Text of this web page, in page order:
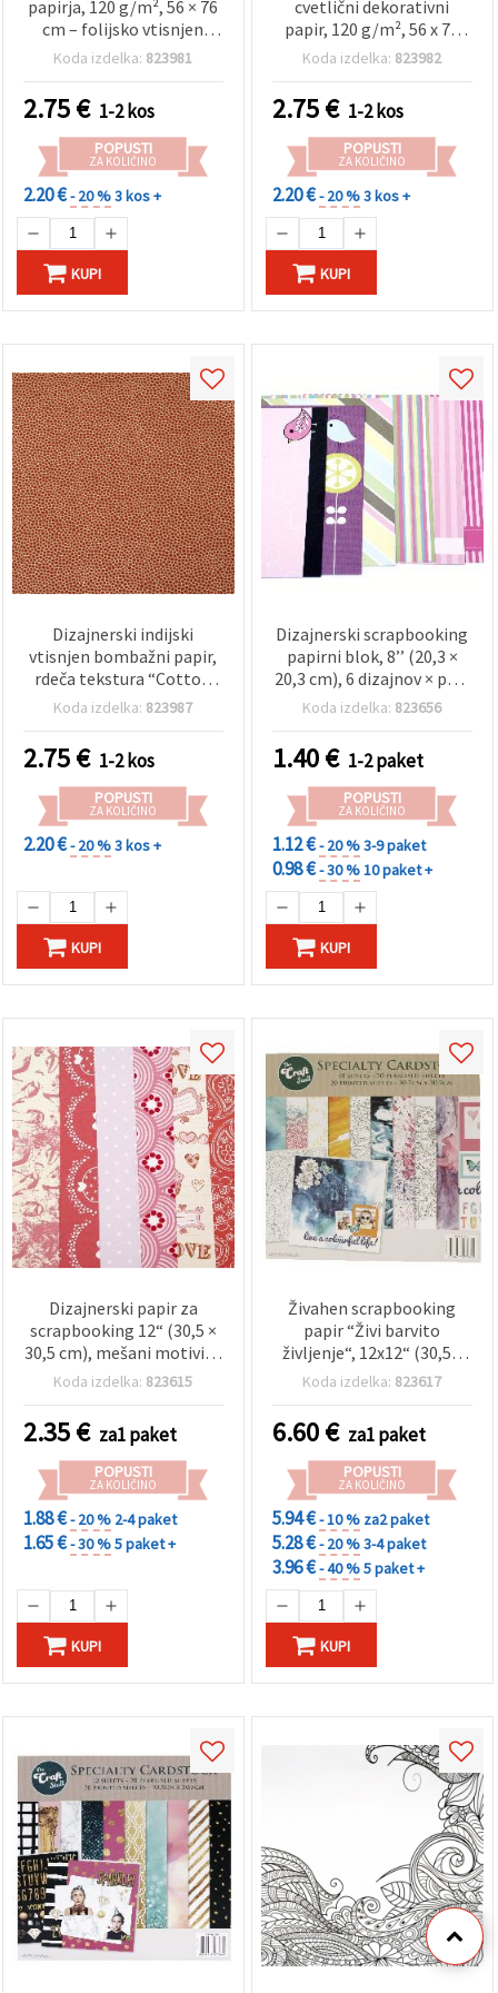
papirja, 120 g/m², 56 × 76
cm – folijsko vtisnjen
vzorec v metaliziranem
scrapbooking, izdelavo
voščilnic in DIY projekte –
HP50
Koda izdelka: 823981
2.75€ 1-2 kos
POPUSTI
ZA KOLIČINO
2.20 €- 20 %3 kos +
KUPI
cvetlični dekorativni
papir, 120 g/m², 56 x 76
cm – rjava pola z vzorcem
barvi za scrapbooking,
izdelavo voščilnic,
dekupaž, DIY projekte in
darilno zavijanje – HP51
Koda izdelka: 823982
2.75€ 1-2 kos
POPUSTI
ZA KOLIČINO
2.20 €- 20 %3 kos +
KUPI
Dizajnerski indijski
vtisnjen bombažni papir,
rdeča tekstura “Cotton
Skin“, 120 g/m², list 56×76
izdelavo voščilnic, vabila
in DIY projekte — HP56
Koda izdelka: 823987
2.75€ 1-2 kos
POPUSTI
ZA KOLIČINO
2.20 €- 20 %3 kos +
KUPI
Dizajnerski scrapbooking
papirni blok, 8’’ (20,3 ×
20,3 cm), 6 dizajnov × po 2
lista, asortirano
Koda izdelka: 823656
1.40€ 1-2 paket
POPUSTI
ZA KOLIČINO
1.12 €- 20 %3-9 paket
0.98 €- 30 %10 paket +
KUPI
Dizajnerski papir za
scrapbooking 12“ (30,5 ×
30,5 cm), mešani motivi, 6
dizajnov × 2 lista
Koda izdelka: 823615
2.35€ za1 paket
POPUSTI
ZA KOLIČINO
1.88 €- 20 % 2-4 paket
1.65 €- 30 %5 paket +
KUPI
Živahen scrapbooking
papir “Živi barvito
življenje“, 12x12“ (30,5 x
30,5 cm) - 40 listov, 20
vzorcev (tiskani in
perlasti) - idealno za
albume, voščilnice in
kreativne DIY projekte
Koda izdelka: 823617
6.60€ za1 paket
POPUSTI
ZA KOLIČINO
5.94 €- 10 % za2 paket
5.28 €- 20 %3-4 paket
3.96 €- 40 %5 paket +
KUPI